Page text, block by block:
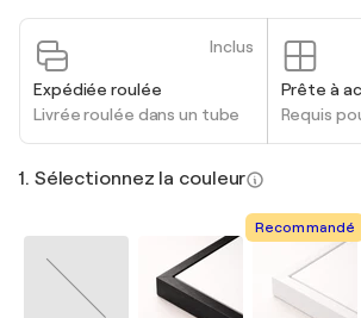
Inclus
Expédiée roulée
Livrée roulée dans un tube
Prête à
Requis
1. Sélectionnez la couleur
Recommandé